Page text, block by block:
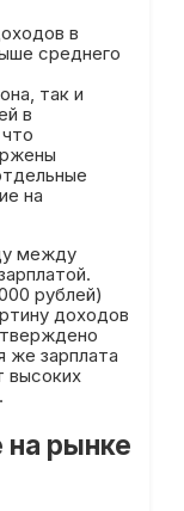
в
среднего
так и
в
на
между
рублей)
доходов
же зарплата
высоких
рынке